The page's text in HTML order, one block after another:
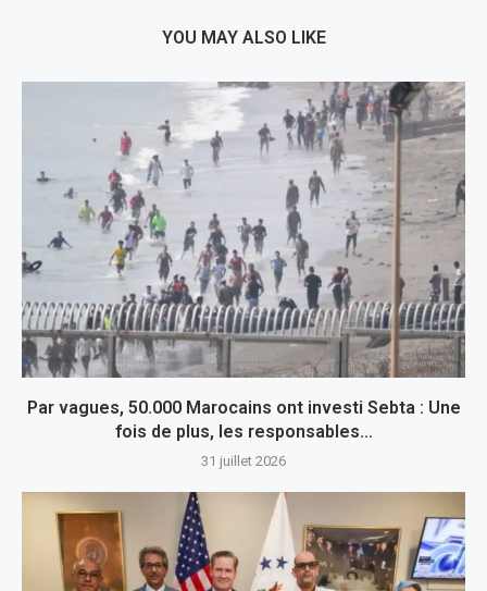
YOU MAY ALSO LIKE
Par vagues, 50.000 Marocains ont investi Sebta : Une
fois de plus, les responsables...
31 juillet 2026